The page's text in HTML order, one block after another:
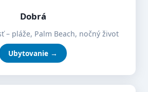
Dobrá
– pláže, Palm Beach, nočný život
Ubytovanie →